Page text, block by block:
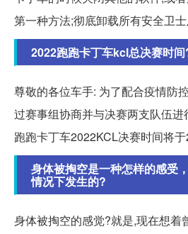
第一种方法;彻底卸载所有安全卫士
2022跑跑卡丁车kcl总决赛时间
尊敬的各位车手: 为了配合疫情防
过赛事组协商并与决赛两支队伍
跑跑卡丁车2022KCL决赛时间将于
身体被掏空是一种怎样的感受
情况下发生的?
身体被掏空的感觉?就是,现在想着